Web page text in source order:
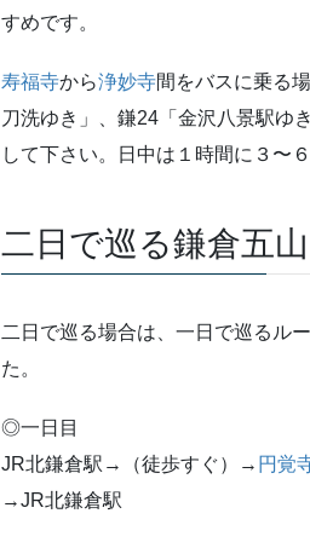
すめです。
寿福寺から浄妙寺間をバスに乗る
刀洗ゆき」、鎌24「金沢八景駅ゆ
して下さい。日中は１時間に３〜
二日で巡る鎌倉五山
二日で巡る場合は、一日で巡るル
た。
◎一日目
JR北鎌倉駅→（徒歩すぐ）→ 円覚
→JR北鎌倉駅